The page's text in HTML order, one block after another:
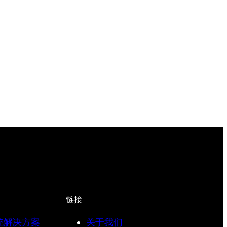
解决方案
链接
关于我们